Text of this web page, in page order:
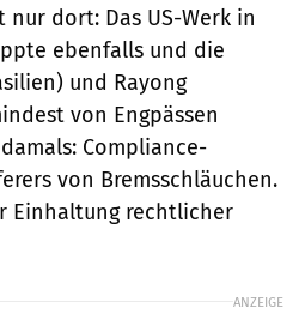
nur dort: Das US-Werk in
ebenfalls und die
und Rayong
von Engpässen
Compliance-
von Bremsschläuchen.
Einhaltung rechtlicher
ANZEIGE